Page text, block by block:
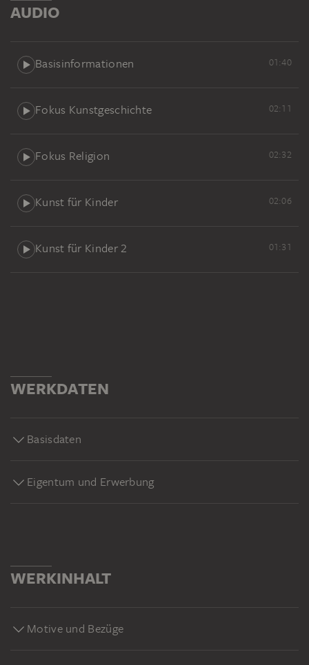
AUDIO
Basisinformationen 01:40
Fokus Kunstgeschichte 02:11
Fokus Religion 02:32
Kunst für Kinder 02:06
Kunst für Kinder 2 01:31
WERKDATEN
Basisdaten
Eigentum und Erwerbung
WERKINHALT
Motive und Bezüge